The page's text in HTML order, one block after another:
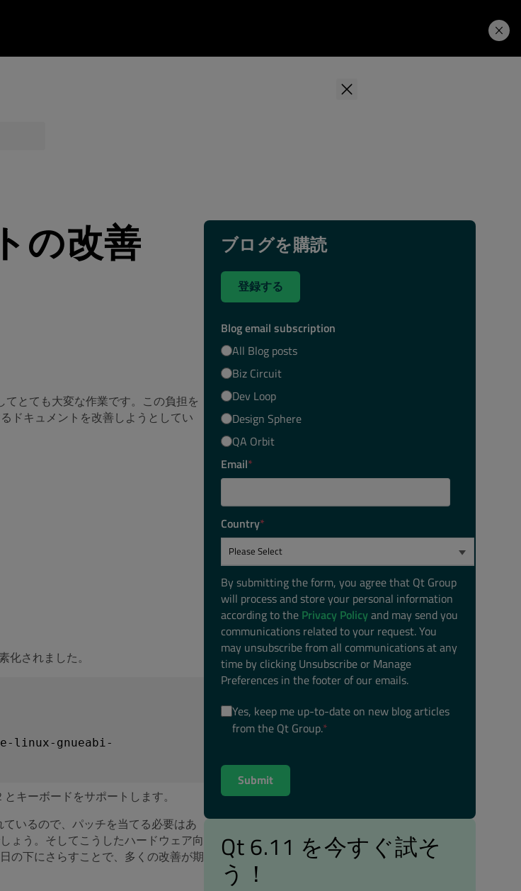
の改善
とても大変な作業です。この負担を
ドキュメントを改善しようとしてい
されました。
linux-gnueabi-
キーボードをサポートします。
いるので、パッチを当てる必要はあ
ょう。そしてこうしたハードウェア向
の下にさらすことで、多くの改善が期
ブログを購読
登録する
Blog email subscription
All Blog posts
Biz Circuit
Dev Loop
Design Sphere
QA Orbit
Email*
Country*
By submitting the form, you agree that Qt Group
will process and store your personal information
according to the Privacy Policyand may send you
communications related to your request. You
may unsubscribe from all communications at any
time by clicking Unsubscribe or Manage
Preferences in the footer of our emails.
Yes, keep me up-to-date on new blog articles
from the Qt Group.*
Qt 6.11 を今すぐ試そ
う！